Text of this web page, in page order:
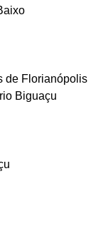
de Florianópolis
Biguaçu